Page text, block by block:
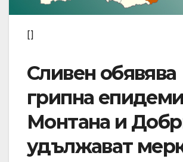
[]
Сливен обявява
грипна
Монтана и
удължават